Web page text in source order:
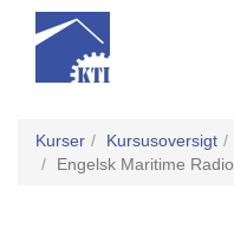
Kurser Kursusoversigt
Engelsk Maritime Radio